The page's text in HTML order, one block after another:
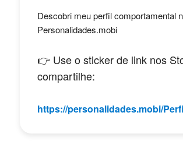
Descobri meu perfil comportamental
Personalidades.mobi
👉 Use o sticker de link nos
compartilhe:
https://personalidades.mobi/